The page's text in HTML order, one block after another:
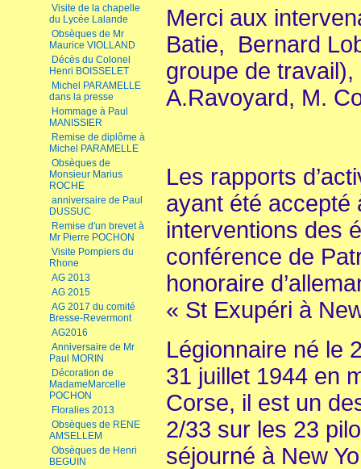
Visite de la chapelle
du Lycée Lalande
Obsèques de Mr
Maurice VIOLLAND
Décès du Colonel
Henri BOISSELET
Michel PARAMELLE
dans la presse
Hommage à Paul
MANISSIER
Remise de diplôme à
Michel PARAMELLE
Obsèques de
Monsieur Marius
ROCHE
anniversaire de Paul
DUSSUC
Remise d'un brevet à
Mr Pierre POCHON
Visite Pompiers du
Rhone
AG 2013
AG 2015
AG 2017 du comité
Bresse-Revermont
AG2016
Anniversaire de Mr
Paul MORIN
Décoration de
MadameMarcelle
POCHON
Floralies 2013
Obsèques de RENE
AMSELLEM
Obsèques de Henri
BEGUIN
Merci aux
Batie, Bernard
groupe de travail),
A.Ravoyard, M.
Les rapports
ayant été accepté
interventions des
conférence de
honoraire
« St Exupéri à
Légionnaire né le
31 juillet 1944 en
Corse, il est un
2/33 sur les 23
séjourné à New